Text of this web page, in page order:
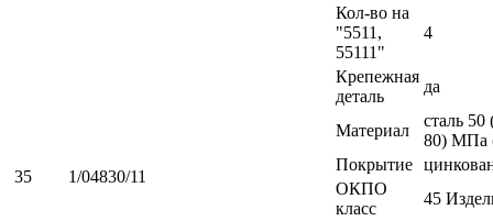
35 1/04830/11
Кол-во на
"5511,
55111"
4
Крепежная
деталь
да
Материал
сталь
80) МПа
Покрытие
ОКПО
класс
45